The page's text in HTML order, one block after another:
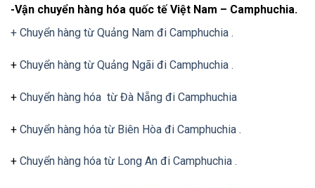
-Vận chuyển hàng hóa quốc tế Việt Nam – Camphuchia.
+ Chuyển hàng từ Quảng Nam đi Camphuchia .
+ Chuyển hàng từ Quảng Ngãi đi Camphuchia .
+ Chuyển hàng hóa từ Đà Nẵng đi Camphuchia
+ Chuyển hàng hóa từ Biên Hòa đi Camphuchia .
+ Chuyển hàng hóa từ Long An đi Camphuchia .